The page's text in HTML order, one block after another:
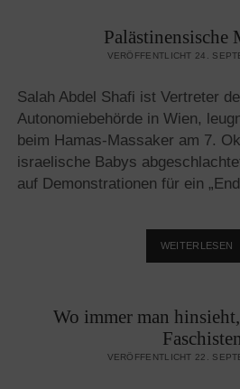
Palästinensische
VERÖFFENTLICHT 24.
Salah Abdel Shafi ist Vertreter
Autonomiebehörde in Wien,
beim Hamas-Massaker am 7.
israelische Babys
auf Demonstrationen für ein
WEITERLESEN
Wo immer man
VERÖFFENTLICHT 22.